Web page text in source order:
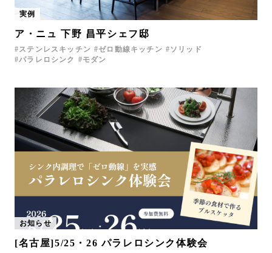
実例
ア・ニュ 下野 昌平シェフ邸
ステンレスキッチン ゼロ動線キッチン
ソリッド
パラレロシンク
モダン
お知らせ
[名古屋]5/25・26 パラレロシンク体験会